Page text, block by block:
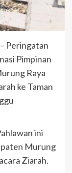
– Peringatan
Pimpinan
Raya
ke Taman
ini
Murung
Ziarah.